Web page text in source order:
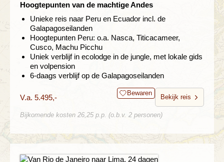
Hoogtepunten van de machtige Andes
Unieke reis naar Peru en Ecuador incl. de
Galapagoseilanden
Hoogtepunten Peru: o.a. Nasca, Titicacameer,
Cusco, Machu Picchu
Uniek verblijf in ecolodge in de jungle, met lokale gids
en volpension
6-daags verblijf op de Galapagoseilanden
V.a. 5.495,- Bewaren
Bekijk reis
Bijkomende kosten 26,25 p.p. (o.b.v. 2 personen)